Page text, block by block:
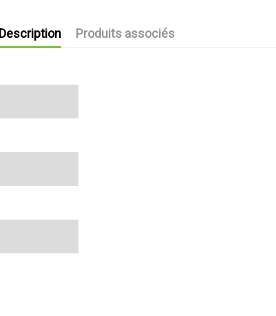
Description Produits associés